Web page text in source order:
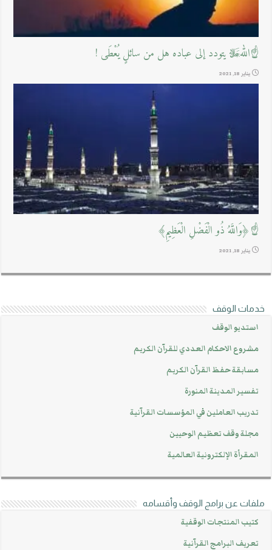
☝اللهﷻ يتودد إلى عباده هل من سائلٍ يُعْطَى !
يناير 18, 2021
☝﴿وَاللَّهُ ذُو الْفَضْلِ الْعَظِيمِ﴾
يناير 18, 2021
خدمات الوقف
استديو الوقف
مشروع الاحكام العددي للقرآن الكريم
مسابقة حفظ القرآن الكريم
تفسير المدينة المنورة
تدريب العاملين في المؤسسات القرآنية
مجلة وقف تعظيم الوحيين
المقرأة الإلكترونية العالمية
ملفات عن برامج الوقف وأقسامه
كتيب المنتجات الوقفية
تعريف البرامج القرآنية